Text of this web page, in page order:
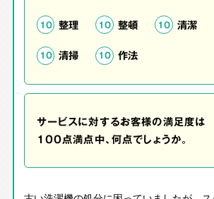
10 整理 10 整頓 10 清潔
10 清掃 10 作法
サービスに対するお客様の満足度は
100点満点中、何点でしょうか。